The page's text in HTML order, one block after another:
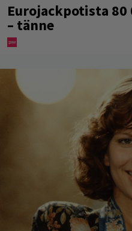
Eurojackpotista 80
– tänne